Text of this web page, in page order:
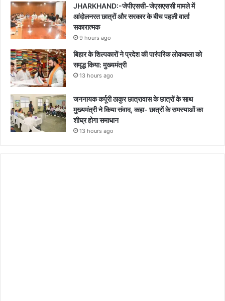
JHARKHAND:-जेपीएससी-जेएसएससी मामले में
आंदोलनरत छात्रों और सरकार के बीच पहली वार्ता
सकारात्मक
9 hours ago
बिहार के शिल्पकारों ने प्रदेश की पारंपरिक लोककला को
समृद्ध किया: मुख्यमंत्री
13 hours ago
जननायक कर्पूरी ठाकुर छात्रावास के छात्रों के साथ
मुख्यमंत्री ने किया संवाद, कहा- छात्रों के समस्याओं का
शीघ्र होगा समाधान
13 hours ago